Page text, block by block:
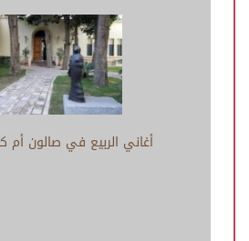
أغاني الربيع في صالون أم